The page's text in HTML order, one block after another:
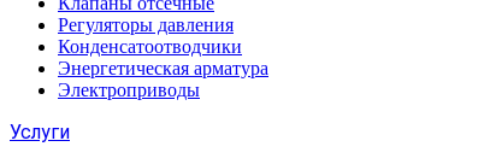
Регуляторы давления
Конденсатоотводчики
Энергетическая арматура
Электроприводы
Услуги